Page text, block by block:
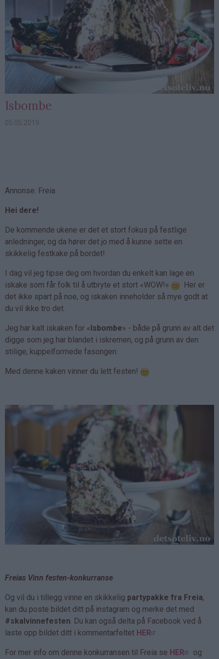
Isbombe
05.05.2019
Annonse: Freia
Hei dere!
De kommende ukene er det et stort fokus på festlige
anledninger, og da hører det jo med å kunne sette en
skikkelig festkake på bordet!
I dag vil jeg tipse deg om hvordan du enkelt kan lage en
iskake som får folk til å utbryte et stort «WOW!»
Her er
det ikke spart på noe, og iskaken inneholder så mye godt at
du vil ikke tro det.
Jeg har kalt iskaken for «Isbombe» - både på grunn av alt det
digge som jeg har blandet i iskremen, og på grunn av den
stilige, kuppelformede fasongen.
Med denne kaken vinner du lett festen!
Freias Vinn festen-konkurranse
Og vil du i tillegg vinne en skikkelig partypakke fra Freia,
kan du poste bildet ditt på instagram og merke det med
#skalvinnefesten. Du kan også delta på Facebook ved å
laste opp bildet ditt i kommentarfeltet HER .
For mer info om denne konkurransen til Freia se HER
og